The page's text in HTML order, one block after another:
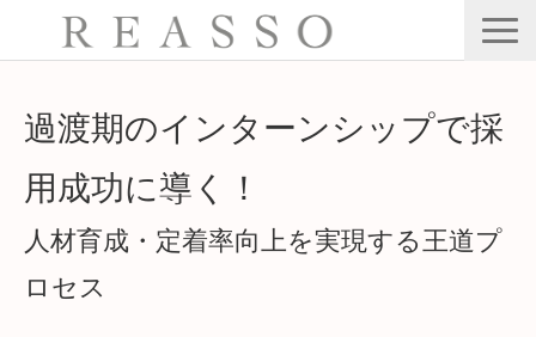
会社情報
公開・集合型研修
Webセミナー
過渡期のインターンシップで採
用成功に導く！
人材育成・定着率向上を実現する王道プ
ロセス